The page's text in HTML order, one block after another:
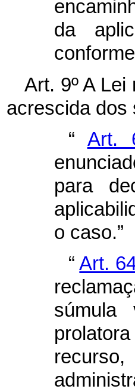
da
Art. 9º A
acrescida dos
“ Art.
para
o caso.”
“Art.
súmula